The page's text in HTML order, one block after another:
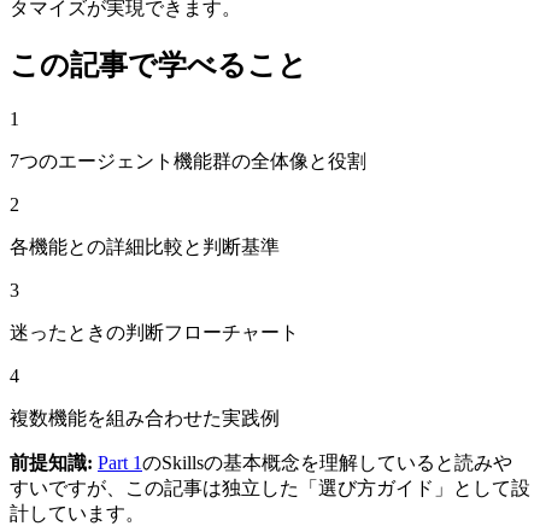
タマイズが実現できます。
この記事で学べること
1
7つのエージェント機能群の全体像と役割
2
各機能との詳細比較と判断基準
3
迷ったときの判断フローチャート
4
複数機能を組み合わせた実践例
前提知識: Part 1のSkillsの基本概念を理解していると読みや
すいですが、この記事は独立した「選び方ガイド」として設
計しています。